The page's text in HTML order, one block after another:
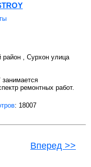
район , Сурхон улица
ремонтных работ.
: 18007
Вперед >>